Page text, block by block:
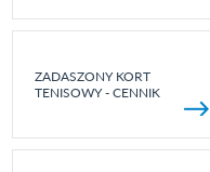
ZADASZONY KORT
TENISOWY - CENNIK